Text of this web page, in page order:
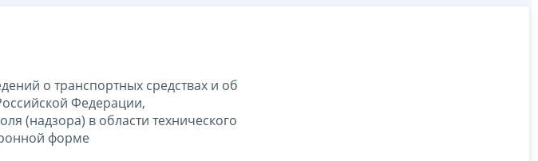
о транспортных средствах и об
Федерации,
(надзора) в области технического
форме